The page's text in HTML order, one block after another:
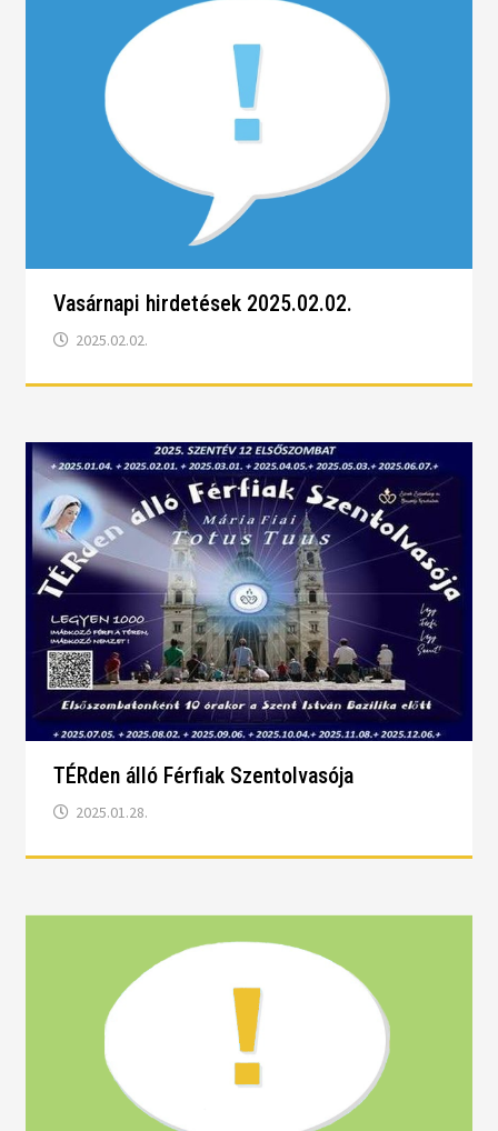
Vasárnapi hirdetések 2025.02.02.
2025.02.02.
TÉRden álló Férfiak Szentolvasója
2025.01.28.